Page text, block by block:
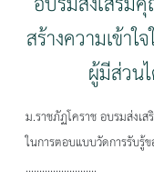
สร้างความเข้า
ผู้มีส่วน
ม.ราชภัฏโคราช อบรมส่งเส
ในการตอบแบบวัดการรับรู้
..........................